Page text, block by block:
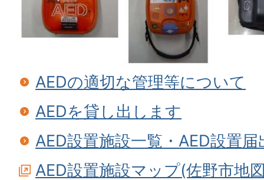
AEDの適切な管理等について
AEDを貸し出します
AED設置施設一覧・AED設置
AED設置施設マップ(佐野市地